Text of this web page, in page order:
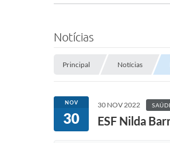
SEMED
Processo de Contratação -
Concursos e Processos
Notícias
Principal Notícias
NOV
30
30 NOV 2022
ESF Nilda